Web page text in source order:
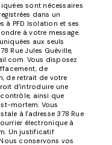
sont nécessaires
dans un
à PFD Isolation et ses
à votre message.
aux seuls
Rue Jules Guéville,
Vous disposez
de
de retrait de votre
d’introduire une
ainsi que
mortem. Vous
à l'adresse 378 Rue
électronique à
Un justificatif
conservons vos